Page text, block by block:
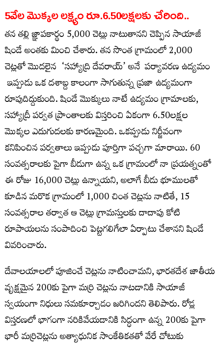
5వేల మొక్కల లక్ష్యం రూ.6.50లక్షలకు చేరింది..
తన తల్లి జ్ఞాపకార్థం 5,000 చెట్లు నాటుతానని చెప్పిన సాయాజీ
షిండే అంతకు మించి చేశారు. తన సొంత గ్రామంలో 2,000
చెట్లతో మొదలైన ‘సహ్యాద్రి దేవరాయ్’ అనే పర్యావరణ ఉద్యమం
ఇప్పుడు ఒక దశాబ్ద కాలంగా సాగుతున్న ప్రజా ఉద్యమంగా
రూపుదిద్దుకుంది. షిండే మొక్కులు నాటే ఉద్యమం గ్రామాలకు,
సహ్యాద్రీ పర్వత ప్రాంతాలకు విస్తరించి ఏకంగా 6.50లక్షల
మొక్కల ఎదుగుదలకు కారణమైంది. ఒకప్పుడు నిర్జీవంగా
కనిపించిన పర్వతాలు ఇప్పుడు పూర్తిగా పచ్చగా మారాయి. 60
సంవత్సరాలకు పైగా బీడుగా ఉన్న ఒక గ్రామంలో నా ప్రయత్నంతో
ఈ రోజు 16,000 చెట్లు ఉన్నాయని, అలాగే బీడు భూములతో
కూడిన మరొక గ్రామంలో 1,000 చింత చెట్లను నాటితే, 15
సంవత్సరాల తర్వాత ఆ చెట్లు గ్రామస్తులకు దాదాపు కోటి
రూపాయలను సంపాదించి పెట్టగలిగేలా ఏర్పాటు చేశానని షిండే
వివరించారు.
దేవాలయాలలో పూజించే చెట్లను నాటించామని, భారతదేశ జాతీయ
వృక్షమైన 200కు పైగా మర్రి చెట్లను నాటడానికి సాయాజీ
స్వయంగా నిధులు సమకూర్చాడం జరిగిందని తెలిపారు. రోడ్ల
విస్తరణలో భాగంగా నరికివేయడానికి సిద్ధంగా ఉన్న 200కు పైగా
భారీ మర్రిచెట్లను అత్యాధునిక సాంకేతికతతో వేరే చోటుకు